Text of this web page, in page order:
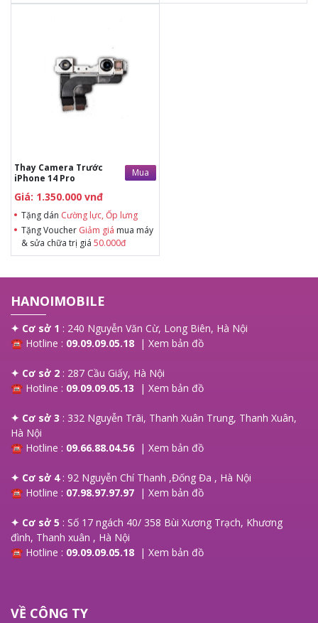
Thay Camera Trước
iPhone 14 Pro
Mua
Giá: 1.350.000 vnđ
Tặng dán Cường lực, Ốp lưng
Tặng Voucher Giảm giá mua máy
& sửa chữa trị giá 50.000đ
Tặng dán Cường lực, Ốp lưng khi
Tặng Voucher Giảm giá mua máy
& sửa chữa trị giá 50.000đTặng dán
Cường lực, Ốp lưng khi mua BHV
Tặng Voucher Giảm giá mua máy
HANOIMOBILE
✦ Cơ sở 1 : 240 Nguyễn Văn Cừ, Long Biên, Hà Nội
☎ Hotline : 09.09.09.05.18 | Xem bản đồ
✦ Cơ sở 2 : 287 Cầu Giấy, Hà Nội
☎ Hotline : 09.09.09.05.13 | Xem bản đồ
✦ Cơ sở 3 : 332 Nguyễn Trãi, Thanh Xuân Trung, Thanh Xuân,
Hà Nội
☎ Hotline : 09.66.88.04.56 | Xem bản đồ
✦ Cơ sở 4: 92 Nguyễn Chí Thanh ,Đống Đa , Hà Nội
☎ Hotline : 07.98.97.97.97 | Xem bản đồ
✦ Cơ sở 5 : Số 17 ngách 40/ 358 Bùi Xương Trạch, Khương
đình, Thanh xuân , Hà Nội
☎ Hotline : 09.09.09.05.18 | Xem bản đồ
VỀ CÔNG TY